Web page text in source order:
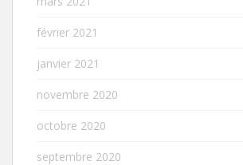
février 2021
janvier 2021
novembre 2020
octobre 2020
septembre 2020